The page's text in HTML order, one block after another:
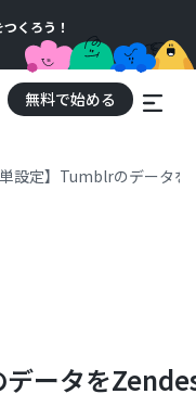
くろう！
無料で始める
単設定】Tumblrのデータ
データを